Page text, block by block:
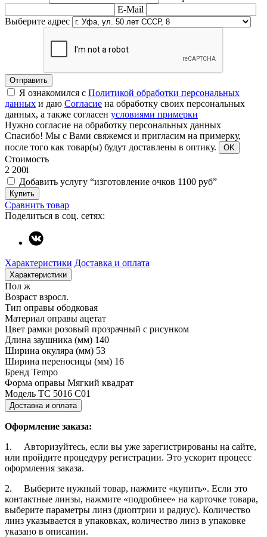
E-Mail
Выберите адрес
Отправить
Я ознакомился с Политикой обработки персональных
данных и даю Согласие на обработку своих персональных
данных, а также согласен условиями примерки
Нужно согласие на обработку персональных данных
Спасибо! Мы с Вами свяжемся и пригласим на примерку,
после того как товар(ы) будут доставлены в оптику.
OK
Стоимость
2 200i
Добавить услугу “изготовление очков 1100 руб”
Купить
Сравнить товар
Поделиться в соц. сетях:
Характеристики Доставка и оплата
Характеристики
Пол ж
Возраст взросл.
Тип оправы ободковая
Материал оправы ацетат
Цвет рамки розовый прозрачный с рисунком
Длина заушника (мм) 140
Ширина окуляра (мм) 53
Ширина переносицы (мм) 16
Бренд Tempo
Форма оправы Мягкий квадрат
Модель TC 5016 C01
Доставка и оплата
Оформление заказа:
1. Авторизуйтесь, если вы уже зарегистрированы на сайте,
или пройдите процедуру регистрации. Это ускорит процесс
оформления заказа.
2. Выберите нужный товар, нажмите «купить». Если это
контактные линзы, нажмите «подробнее» на карточке товара,
выберите параметры линз (диоптрии и радиус). Количество
линз указывается в упаковках, количество линз в упаковке
указано в описании.